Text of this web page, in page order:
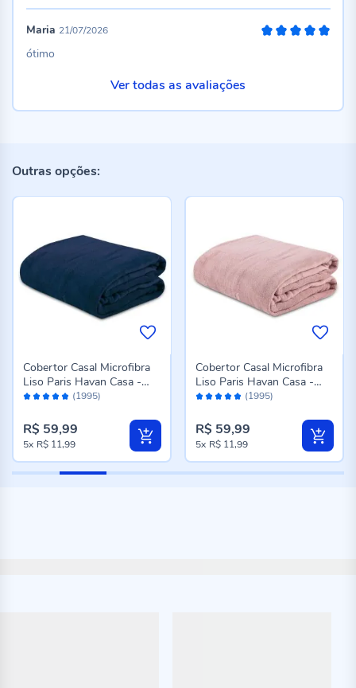
Maria 21/07/2026
ótimo
Ver todas as avaliações
Outras opções:
Avaliação: (1995)
Cobertor Casal Microfibra
Liso Paris Havan Casa -
Azul Profundo
R$ 59,99
5x R$ 11,99
Avaliação: (1995)
Cobertor Casal Microfibra
Liso Paris Havan Casa -
Rose
R$ 59,99
5x R$ 11,99